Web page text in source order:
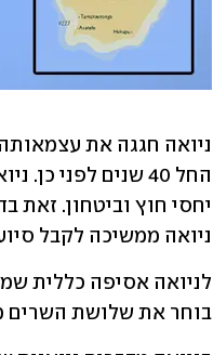
ניואה ממשיכה לקבל סיוע
בוחר את שלושת השרים